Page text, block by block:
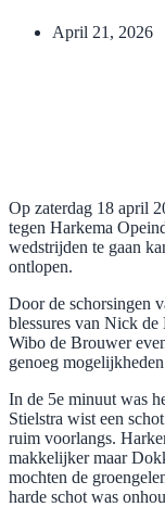
April 21, 2026
Op zaterdag 18 april
tegen Harkema
wedstrijden te gaan
ontlopen.
Door de schorsingen
blessures van Nick
Wibo de Brouwer
genoeg
In de 5e minuut was
Stielstra wist een
ruim voorlangs.
makkelijker maar
mochten de
harde schot was